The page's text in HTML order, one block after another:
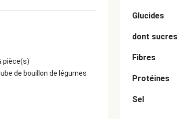
pièce(s)
de bouillon de légumes
Glucides
dont sucres
Fibres
Protéines
Sel